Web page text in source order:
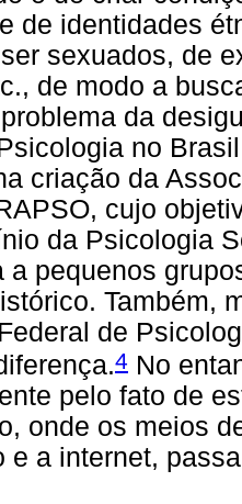
de identidades
sexuados, de
de modo a
da
no
criação da
cujo
da Psicologia
a pequenos
Também,
de
4 No
pelo fato de
onde os meios
e a internet,